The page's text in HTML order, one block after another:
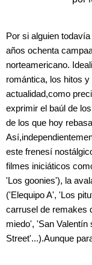
Por si alguien
años ochenta
norteamericano.
romántica, los hitos
actualidad,como
exprimir el baúl de
de los que hoy
este frenesí
filmes iniciáticos
'Los goonies'), la
('Elequipo A', 'Los
carrusel de remakes
miedo', 'San Valentín
Street'...).Aunque